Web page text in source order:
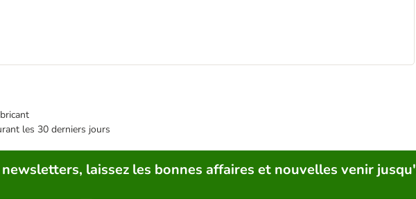
les 30 derniers jours
newsletters, laissez les bonnes affaires et nouvelles venir